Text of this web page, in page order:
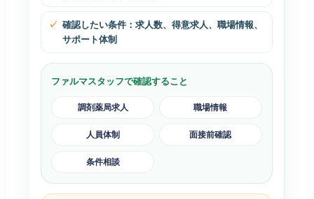
確認したい条件：求人数、得意求人、職場情報、
サポート体制
ファルマスタッフで確認すること
調剤薬局求人 職場情報
人員体制 面接前確認
条件相談